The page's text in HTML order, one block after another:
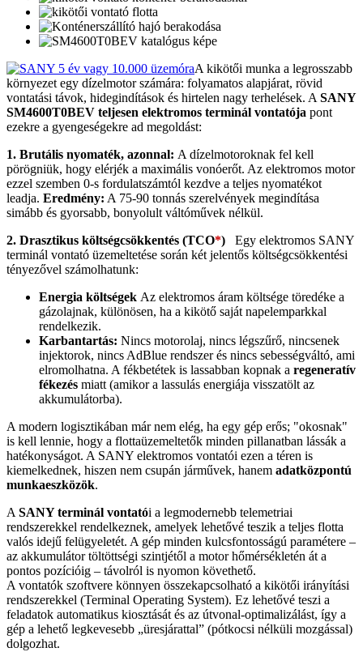
A kikötői munka a legrosszabb
környezet egy dízelmotor számára: folyamatos alapjárat, rövid
vontatási távok, hidegindítások és hirtelen nagy terhelések. A SANY
SM4600T0BEV teljesen elektromos terminál vontatója pont
ezekre a gyengeségekre ad megoldást:
1. Brutális nyomaték, azonnal: A dízelmotoroknak fel kell
pörögniük, hogy elérjék a maximális vonóerőt. Az elektromos motor
ezzel szemben 0-s fordulatszámtól kezdve a teljes nyomatékot
leadja. Eredmény: A 75-90 tonnás szerelvények megindítása
simább és gyorsabb, bonyolult váltóművek nélkül.
2. Drasztikus költségcsökkentés (TCO*)
Egy elektromos SANY
terminál vontató üzemeltetése során két jelentős költségcsökkentési
tényezővel számolhatunk:
Energia költségek Az elektromos áram költsége töredéke a
gázolajnak, különösen, ha a kikötő saját napelemparkkal
rendelkezik.
Karbantartás: Nincs motorolaj, nincs légszűrő, nincsenek
injektorok, nincs AdBlue rendszer és nincs sebességváltó, ami
elromolhatna. A fékbetétek is lassabban kopnak a regeneratív
fékezés miatt (amikor a lassulás energiája visszatölt az
akkumulátorba).
A modern logisztikában már nem elég, ha egy gép erős; "okosnak"
is kell lennie, hogy a flottaüzemeltetők minden pillanatban lássák a
hatékonyságot. A SANY elektromos vontatói ezen a téren is
kiemelkednek, hiszen nem csupán járművek, hanem adatközpontú
munkaeszközök.
A SANY terminál vontatói a legmodernebb telemetriai
rendszerekkel rendelkeznek, amelyek lehetővé teszik a teljes flotta
valós idejű felügyeletét. A gép minden kulcsfontosságú paramétere –
az akkumulátor töltöttségi szintjétől a motor hőmérsékletén át a
pontos pozícióig – távolról is nyomon követhető.
A vontatók szoftvere könnyen összekapcsolható a kikötői irányítási
rendszerekkel (Terminal Operating System). Ez lehetővé teszi a
feladatok automatikus kiosztását és az útvonal-optimalizálást, így a
gép a lehető legkevesebb „üresjárattal” (pótkocsi nélküli mozgással)
dolgozhat.